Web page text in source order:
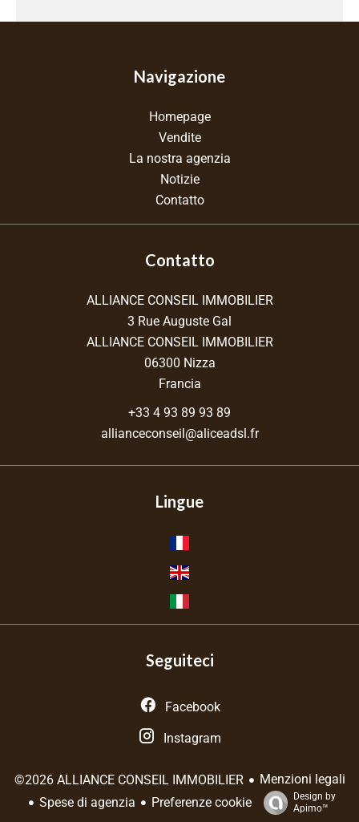
Navigazione
Homepage
Vendite
La nostra agenzia
Notizie
Contatto
Contatto
ALLIANCE CONSEIL IMMOBILIER
3 Rue Auguste Gal
ALLIANCE CONSEIL IMMOBILIER
06300 Nizza
Francia
+33 4 93 89 93 89
allianceconseil@aliceadsl.fr
Lingue
Seguiteci
Facebook
Instagram
©2026 ALLIANCE CONSEIL IMMOBILIER
Menzioni legali
Spese di agenzia
Preferenze cookie
Design by
Apimo™